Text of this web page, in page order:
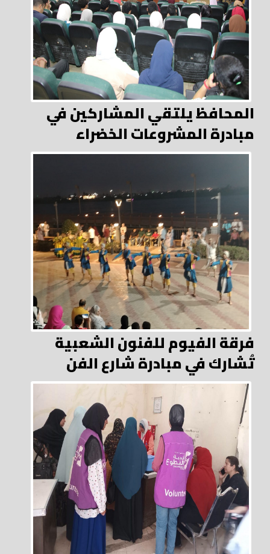
المحافظ يلتقي المشاركين في
مبادرة المشروعات الخضراء
فرقة الفيوم للفنون الشعبية
تُشارك في مبادرة شارع الفن